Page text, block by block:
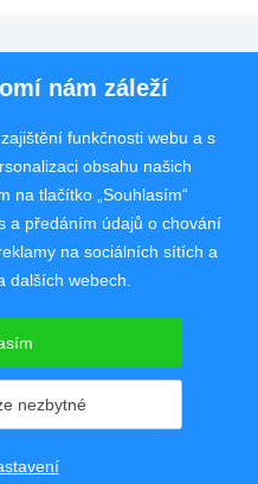
JobSystem s.r.o.
|Upravit nastavení
nám záleží
funkčnosti webu a s
obsahu našich
na tlačítko „Souhlasím“
a předáním údajů o chování
na sociálních sítích a
dalších webech.
nezbytné